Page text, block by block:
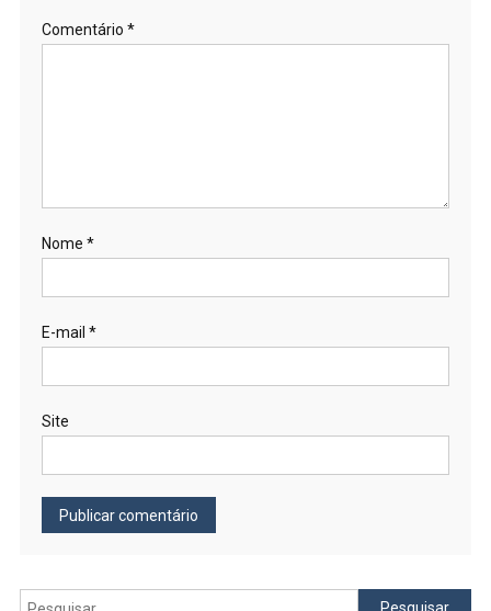
Comentário *
Nome *
E-mail *
Site
Pesquisar